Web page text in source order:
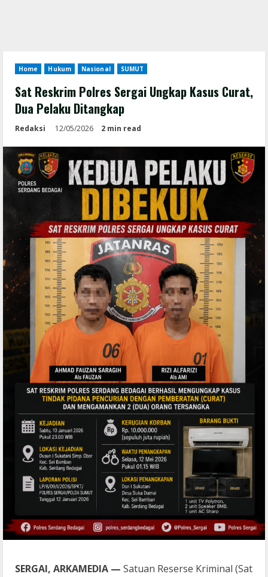
Home Hukum Nasional SUMUT
Sat Reskrim Polres Sergai Ungkap Kasus Curat,
Dua Pelaku Ditangkap
Redaksi 12/05/2026 2 min read
SERGAI, ARKAMEDIA — Satuan Reserse Kriminal (Sat